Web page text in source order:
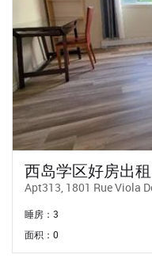
西岛学区好房出租
Apt313, 1801 Rue Viola
睡房：3
面积：0